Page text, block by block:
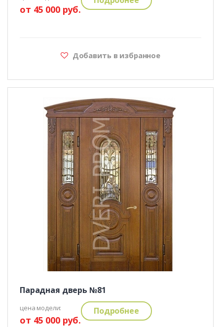
от 45 000 руб.
Добавить в избранное
Парадная дверь №81
цена модели:
от 45 000 руб.
Подробнее